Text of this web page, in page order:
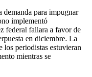
demanda para impugnar
implementó
federal fallara a favor de
en diciembre. La
periodistas estuvieran
mientras se